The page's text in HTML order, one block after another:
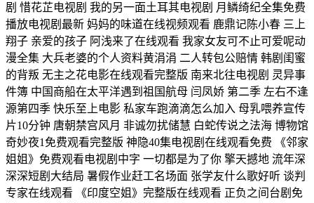
剧 惜花芷电视剧 我的另一面土耳其电视剧 月鳞绮纪全集免费
播放电视剧最新 妈妈的味道在线视频观看 鹿鼎记陈小春 三上
翔子 亲爱的孩子 阿浅来了在线观看 我家女友可不止可爱呢动
漫全集 大兵老婆的个人资料黄涓涓 二人转包公赔情 韩剧闺蜜
的背叛 无主之花电影在线观看完整版 南来北往电视剧 灵异事
件簿 中国商船在太平洋遇到祖国航母 闫凤娇 第二季 左右不逢
源第四季 快乐至上电影 私家车跑滴滴怎么加入 母乳喂养宣传
片10分钟 唐朝禁宫风月 非诚勿扰储慧 白蛇传说之法海 博物馆
奇妙夜1免费观看完整版 神隐40集电视剧在线观看免费 《邻家
姐姐》免费观看电视剧中字 一切都是为了你 擎天撼地 流年深
深深短剧大结局 暑假作业赶工名场面 张学友什么歌好听 谈判
专家在线观看 《印度空姐》完整版在线观看 正负之间台剧免